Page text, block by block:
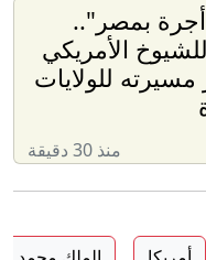
بمصر"..
الأمريكي
للولايات
منذ 30 دقيقة